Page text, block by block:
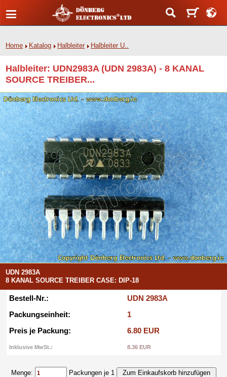
Home Katalog Halbleiter Halbleiter U..
Halbleiter: UDN2983A (UDN 2983A) - 8 KANAL
SOURCE TREIBER...
UDN 2983A
8 KANAL SOURCE TREIBER CASE: DIP-18
Bestell-Nr.:
UDN 2983A
Packungseinheit:
1
Preis je Packung:
6.80 EUR
Inklusive MwSt.: 8.36 EUR
Menge: Packungen je 1